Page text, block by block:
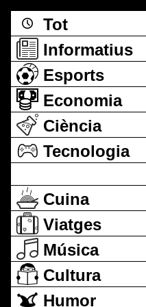
Tot
Informatius
Esports
Economia
Ciència
Tecnologia
Cuina
Viatges
Música
Cultura
Humor